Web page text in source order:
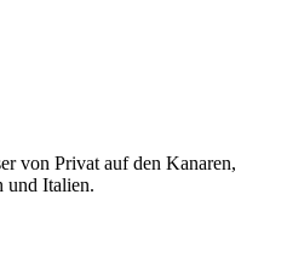
von Privat auf den Kanaren,
und Italien.